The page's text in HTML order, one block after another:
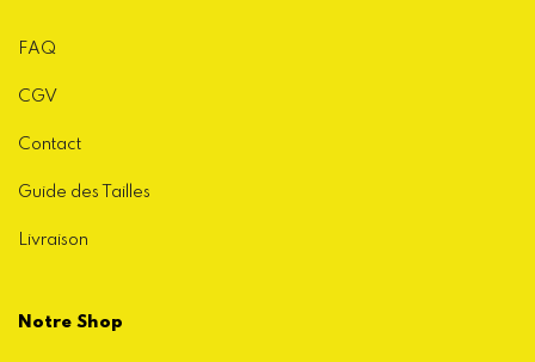
FAQ
CGV
Contact
Guide des Tailles
Livraison
Notre Shop